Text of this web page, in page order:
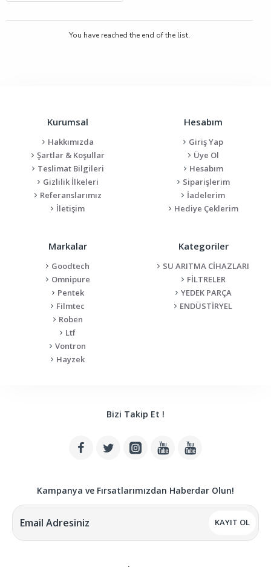
You have reached the end of the list.
Kurumsal
Hakkımızda
Şartlar & Koşullar
Teslimat Bilgileri
Gizlilik İlkeleri
Referanslarımız
İletişim
Hesabım
Giriş Yap
Üye Ol
Hesabım
Siparişlerim
İadelerim
Hediye Çeklerim
Markalar
Goodtech
Omnipure
Pentek
Filmtec
Roben
Ltf
Vontron
Hayzek
Kategoriler
SU ARITMA CİHAZLARI
FİLTRELER
YEDEK PARÇA
ENDÜSTİRYEL
Bizi Takip Et !
Kampanya ve Fırsatlarımızdan Haberdar Olun!
KAYIT OL